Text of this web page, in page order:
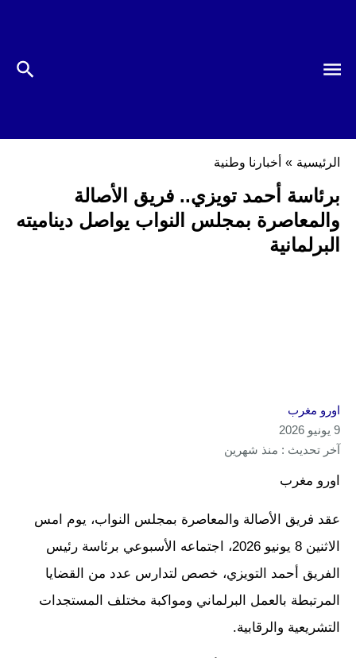
الرئيسية » أخبارنا وطنية
برئاسة أحمد تويزي.. فريق الأصالة
والمعاصرة بمجلس النواب يواصل ديناميته
البرلمانية
اورو مغرب
9 يونيو 2026
آخر تحديث : منذ شهرين
اورو مغرب
عقد فريق الأصالة والمعاصرة بمجلس النواب، يوم امس
الاثنين 8 يونيو 2026، اجتماعه الأسبوعي برئاسة رئيس
الفريق أحمد التويزي، خصص لتدارس عدد من القضايا
المرتبطة بالعمل البرلماني ومواكبة مختلف المستجدات
التشريعية والرقابية.